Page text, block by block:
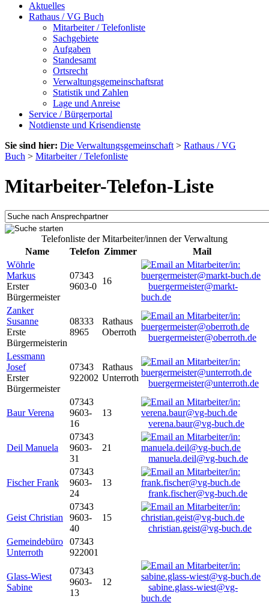
Aktuelles
Rathaus / VG Buch
Mitarbeiter / Telefonliste
Sachgebiete
Aufgaben
Standesamt
Ortsrecht
Verwaltungsgemeinschaftsrat
Statistik und Zahlen
Lage und Anreise
Service / Bürgerportal
Notdienste und Krisendienste
Sie sind hier: Die Verwaltungsgemeinschaft > Rathaus / VG
Buch > Mitarbeiter / Telefonliste
Mitarbeiter-Telefon-Liste
Telefonliste der Mitarbeiter/innen der Verwaltung
Name
Telefon Zimmer
Mail
Wöhrle
Markus
Erster
Bürgermeister
07343
9603-0
16
buergermeister@markt-
buch.de
Zanker
Susanne
Erste
Bürgermeisterin
08333
8965
Rathaus
Oberroth
buergermeister@oberroth.de
Lessmann
Josef
Erster
Bürgermeister
07343
922002
Rathaus
Unterroth
buergermeister@unterroth.de
Baur Verena
07343
9603-
16
13
verena.baur@vg-buch.de
Deil Manuela
07343
9603-
31
21
manuela.deil@vg-buch.de
Fischer Frank
07343
9603-
24
13
frank.fischer@vg-buch.de
Geist Christian
07343
9603-
40
15
christian.geist@vg-buch.de
Gemeindebüro
Unterroth
07343
922001
Glass-Wiest
Sabine
07343
9603-
13
12
sabine.glass-wiest@vg-
buch.de